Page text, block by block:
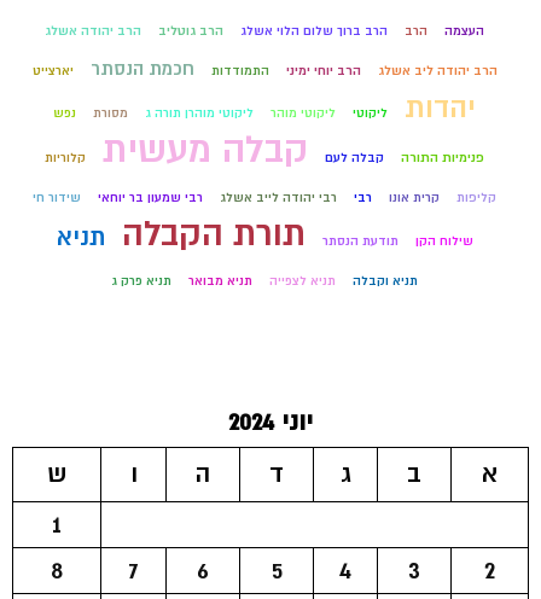
העצמה הרב הרב ברוך שלום הלוי אשלג הרב גוטליב הרב יהודה אשלג
הרב יהודה ליב אשלג הרב יוחי ימיני התמודדות חכמת הנסתר יארצייט
יהדות ליקוטי ליקוטי מוהר ליקוטי מוהרן תורה ג מסורת נפש
פנימיות התורה קבלה לעם קבלה מעשית קלוריות
קליפות קרית אונו רבי רבי יהודה לייב אשלג רבי שמעון בר יוחאי שידור חי
שילוח הקן תודעת הנסתר תורת הקבלה תניא
תניא וקבלה תניא לצפייה תניא מבואר תניא פרק ג
יוני 2024
א
ב ג ד ה ו
ש
1
2
3
4
5
6
7
8